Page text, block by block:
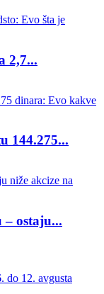
2,7...
144.275...
ostaju...